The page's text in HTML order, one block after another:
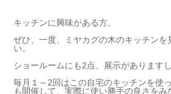
キッチンに興味がある方。
ぜひ、一度、ミヤカグの木のキッチンを
い。
ショールームにも2点、展示がありますし
毎月１～2回はこの自宅のキッチンを使
も開催して、実際に使い勝手の良さをみ